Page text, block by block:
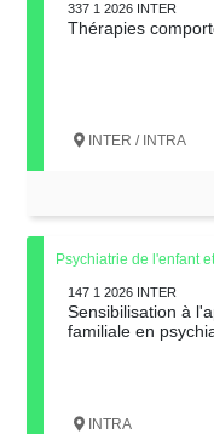
337 1 2026 INTER
Thérapies
INTER / INTRA
Psychiatrie de l'enfant
147 1 2026 INTER
Sensibilisation à
familiale en
INTRA